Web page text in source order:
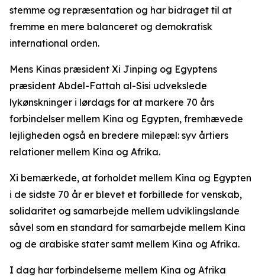
stemme og repræsentation og har bidraget til at
fremme en mere balanceret og demokratisk
international orden.
Mens Kinas præsident Xi Jinping og Egyptens
præsident Abdel-Fattah al-Sisi udvekslede
lykønskninger i lørdags for at markere 70 års
forbindelser mellem Kina og Egypten, fremhævede
lejligheden også en bredere milepæl: syv årtiers
relationer mellem Kina og Afrika.
Xi bemærkede, at forholdet mellem Kina og Egypten
i de sidste 70 år er blevet et forbillede for venskab,
solidaritet og samarbejde mellem udviklingslande
såvel som en standard for samarbejde mellem Kina
og de arabiske stater samt mellem Kina og Afrika.
I dag har forbindelserne mellem Kina og Afrika